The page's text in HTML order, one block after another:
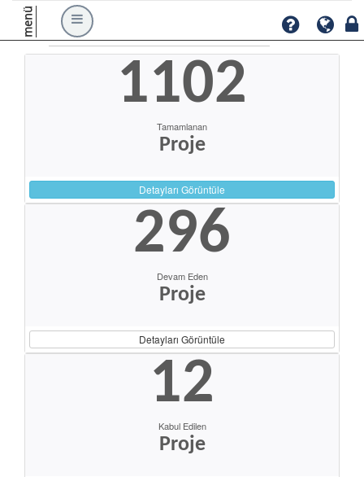
menü
1102
Tamamlanan
Proje
Detayları Görüntüle
296
Devam Eden
Proje
Detayları Görüntüle
12
Kabul Edilen
Proje